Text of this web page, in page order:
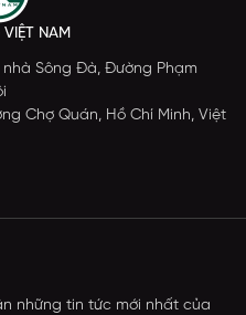
NAM
nhà Sông Đà, Đường Phạm
Chợ Quán, Hồ Chí Minh, Việt
những tin tức mới nhất của